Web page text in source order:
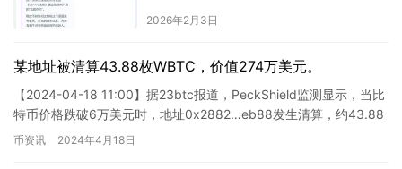
2026年2月3日
某地址被清算43.88枚WBTC，价值274万美元。
【2024-04-18 11:00】据23btc报道，PeckShield监测显示，当比
特币价格跌破6万美元时，地址0x2882…eb88发生清算，约43.88
枚WBT…
币资讯 2024年4月18日